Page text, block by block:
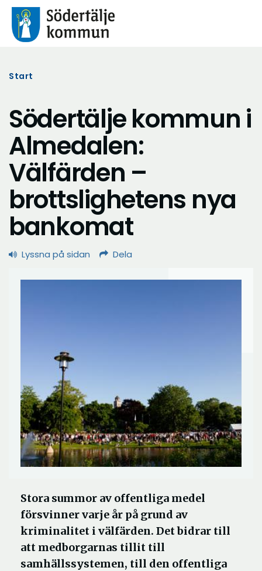
Start
Södertälje kommun i
Almedalen:
Välfärden –
brottslighetens nya
bankomat
Lyssna på sidan Dela
Stora summor av offentliga medel
försvinner varje år på grund av
kriminalitet i välfärden. Det bidrar till
att medborgarnas tillit till
samhällssystemen, till den offentliga